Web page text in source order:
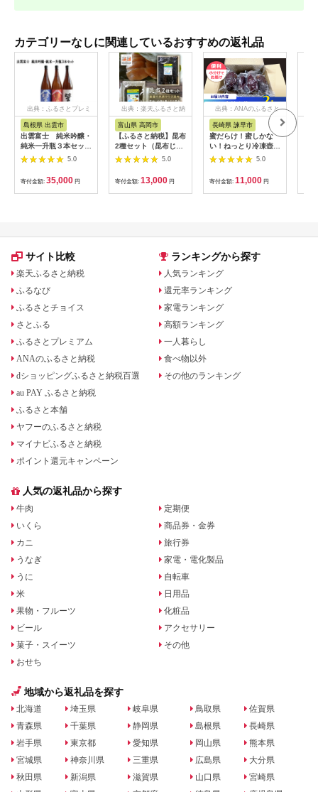
カテゴリーなしに関連しているおすすめの返礼品
出典：ふるさとプレミ
島根県 出雲市
出雲富士 純米吟醸・
純米一升瓶３本セット
322032_DR0055.0
寄付金額: 35,000 円
出典：楽天ふるさと納
富山県 高岡市
【ふるさと納税】昆布
2種セット（昆布じめ
用＆黒とろろ昆布）海
の学校イラスト作品パ
ッケージ 海藻 のり 刺
身 こんぶ FAD-0422
5.0
寄付金額: 13,000 円
出典：ANAのふるさと
納税
長崎県 諫早市
蜜だらけ！蜜しかな
い！ねっとり冷凍壺焼
き芋 約2kg / 焼き芋
焼芋 イモ いも やきい
も サツマイモ さつま
いも 蜜芋 冷凍 / 諫早
市 / 松尾農園
5.0
寄付金額: 11,000 円
サイト比較
楽天ふるさと納税
ふるなび
ふるさとチョイス
さとふる
ふるさとプレミアム
ANAのふるさと納税
dショッピングふるさと納税百選
au PAY ふるさと納税
ふるさと本舗
ヤフーのふるさと納税
マイナビふるさと納税
ポイント還元キャンペーン
ランキングから探す
人気ランキング
還元率ランキング
家電ランキング
高額ランキング
一人暮らし
食べ物以外
その他のランキング
人気の返礼品から探す
牛肉
いくら
カニ
うなぎ
うに
米
果物・フルーツ
ビール
菓子・スイーツ
おせち
定期便
商品券・金券
旅行券
家電・電化製品
自転車
日用品
化粧品
アクセサリー
その他
地域から返礼品を探す
北海道
青森県
岩手県
宮城県
秋田県
埼玉県
千葉県
東京都
神奈川県
新潟県
岐阜県
静岡県
愛知県
三重県
滋賀県
鳥取県
島根県
岡山県
広島県
山口県
佐賀県
長崎県
熊本県
大分県
宮崎県